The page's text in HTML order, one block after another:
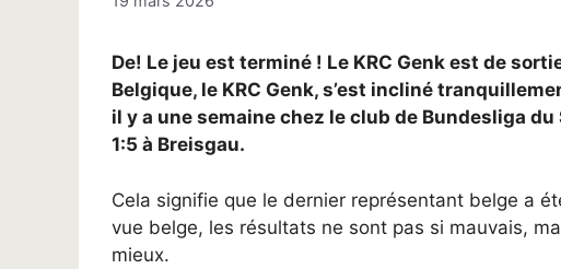
De! Le jeu est terminé ! Le KRC Genk est de
Belgique, le KRC Genk, s’est incliné
il y a une semaine chez le club de Bundesliga
1:5 à Breisgau.
Cela signifie que le dernier représentant belge a
vue belge, les résultats ne sont pas si mauvais,
mieux.